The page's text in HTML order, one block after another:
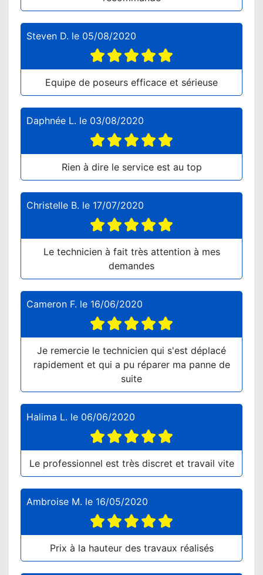
Steven D. le 05/08/2020
Equipe de poseurs efficace et sérieuse
Daphnée L. le 03/08/2020
Rien à dire le service est au top
Christelle B. le 17/07/2020
Le technicien à fait très attention à mes
demandes
Cameron F. le 16/06/2020
Je remercie le technicien qui s'est déplacé
rapidement et qui a pu réparer ma panne de
suite
Halima L. le 06/06/2020
Le professionnel est très discret et travail vite
Ambroise M. le 16/05/2020
Prix à la hauteur des travaux réalisés